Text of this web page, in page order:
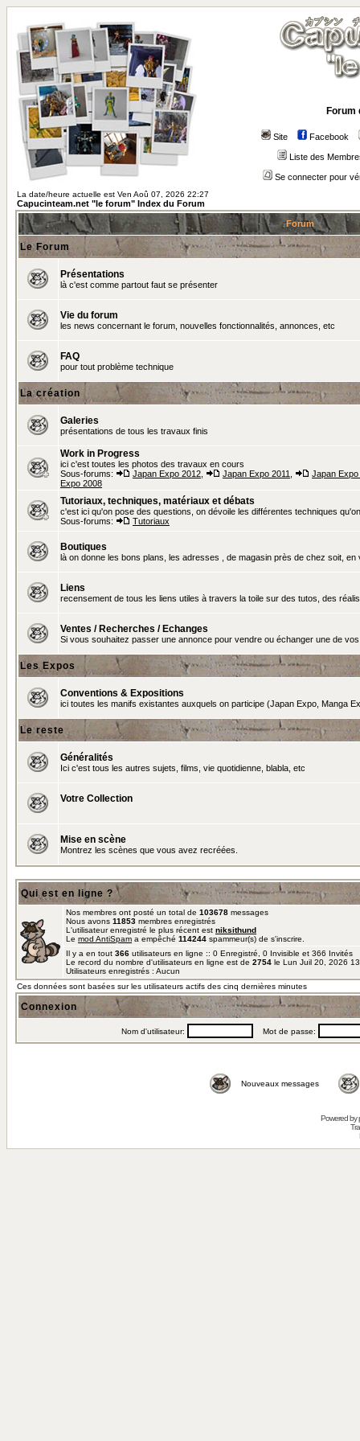
Forum
Site Facebook
Liste des
Se connecter pour
La date/heure actuelle est Ven Aoû 07, 2026 22:27
Capucinteam.net "le forum" Index du Forum
Forum
Le Forum
Présentations
là c'est comme partout faut se présenter
Vie du forum
les news concernant le forum, nouvelles fonctionnalités, annonces, etc
FAQ
pour tout problème technique
La création
Galeries
présentations de tous les travaux finis
Work in Progress
ici c'est toutes les photos des travaux en cours
Sous-forums:
Japan Expo 2012 Japan Expo 2011
Japan Expo
Expo 2008
Tutoriaux, techniques, matériaux et débats
c'est ici qu'on pose des questions, on dévoile les différentes techniques
Sous-forums:
Tutoriaux
Boutiques
là on donne les bons plans, les adresses , de magasin près de chez soit, en
Liens
recensement de tous les liens utiles à travers la toile sur des tutos, des
Ventes / Recherches / Echanges
Si vous souhaitez passer une annonce pour vendre ou échanger une de
Les Expos
Conventions & Expositions
ici toutes les manifs existantes auxquels on participe (Japan Expo, Manga
Le reste
Généralités
Ici c'est tous les autres sujets, films, vie quotidienne, blabla, etc
Votre Collection
Mise en scène
Montrez les scènes que vous avez recréées.
Qui est en ligne ?
Nos membres ont posté un total de 103678 messages
Nous avons 11853 membres enregistrés
L'utilisateur enregistré le plus récent est niksithund
Le mod AntiSpam a empêché 114244 spammeur(s) de s'inscrire.
Il y a en tout 366 utilisateurs en ligne :: 0 Enregistré, 0 Invisible et 366
Le record du nombre d'utilisateurs en ligne est de 2754 le Lun Juil 20, 2026
Utilisateurs enregistrés : Aucun
Ces données sont basées sur les utilisateurs actifs des cinq dernières minutes
Connexion
Nom d'utilisateur: Mot de passe:
Nouveaux messages
Powered by